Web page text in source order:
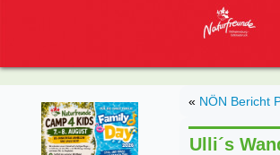
« NÖN Bericht
Ulli´s